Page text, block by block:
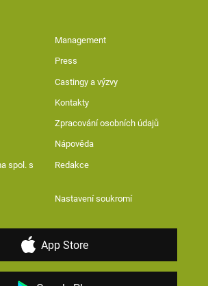
Management
Press
Castingy a výzvy
Kontakty
Zpracování osobních údajů
Nápověda
spol. s
Redakce
Nastavení soukromí
App Store